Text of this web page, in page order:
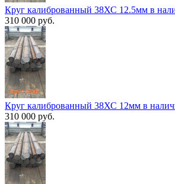
Круг калиброванный 38ХС 12.5мм в
310 000 руб.
Круг калиброванный 38ХС 12мм в
310 000 руб.